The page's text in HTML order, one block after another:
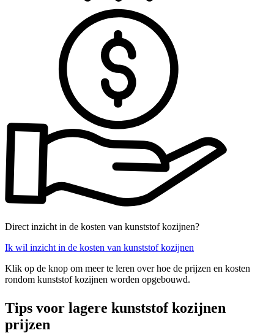
Direct inzicht in de kosten van kunststof kozijnen?
Ik wil inzicht in de kosten van kunststof kozijnen
Klik op de knop om meer te leren over hoe de prijzen en kosten
rondom kunststof kozijnen worden opgebouwd.
Tips voor lagere kunststof kozijnen
prijzen